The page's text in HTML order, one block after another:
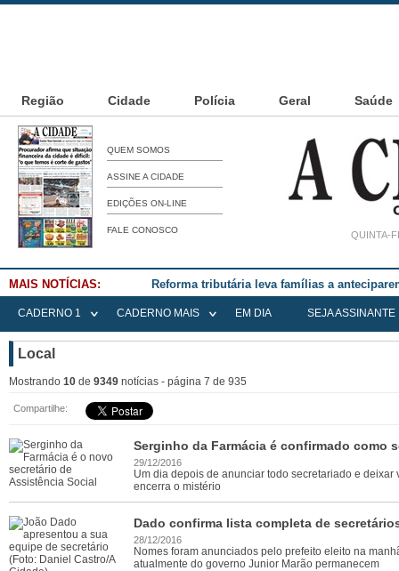
Região Cidade Polícia Geral Saúde
QUEM SOMOS
ASSINE A CIDADE
EDIÇÕES ON-LINE
FALE CONOSCO QUINTA-
MAIS NOTÍCIAS: Falece Elena Menoia Cesarin
CADERNO 1 CADERNO MAIS EM DIA SEJA ASSINANTE
Local
Mostrando 10 de 9349 notícias - página 7 de 935
Compartilhe:
Serginho da Farmácia é confirmado como
29/12/2016
Um dia depois de anunciar todo secretariado e
encerra o mistério
Dado confirma lista completa de
28/12/2016
Nomes foram anunciados pelo prefeito eleito na
atualmente do governo Junior Marão permanecem